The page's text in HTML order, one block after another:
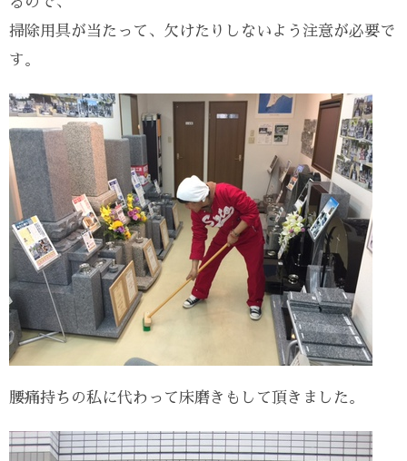
掃除用具が当たって、欠けたりしないよう注意が必要で
す。
腰痛持ちの私に代わって床磨きもして頂きました。